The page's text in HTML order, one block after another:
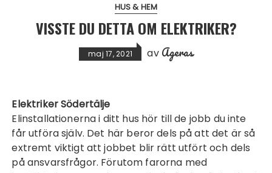
HUS & HEM
VISSTE DU DETTA OM ELEKTRIKER?
maj 17, 2021 av Ageras
Elektriker Södertälje
Elinstallationerna i ditt hus hör till de jobb du inte
får utföra själv. Det här beror dels på att det är så
extremt viktigt att jobbet blir rätt utfört och dels
på ansvarsfrågor. Förutom farorna med